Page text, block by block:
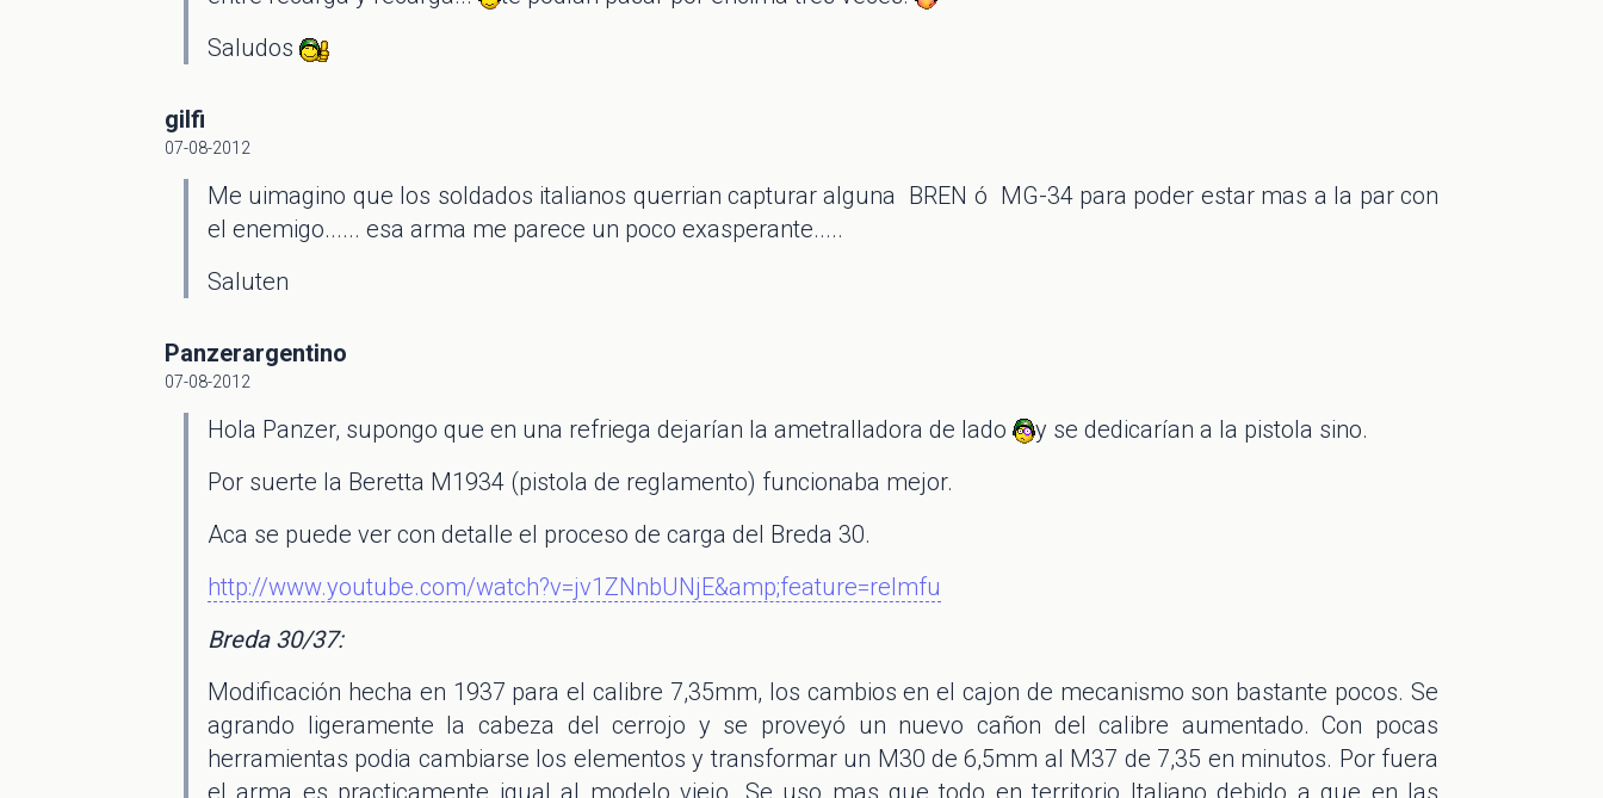
Saludos
gilfi
07-08-2012
Me uimagino que los soldados italianos querrian capturar alguna BREN ó MG-34 para poder estar mas a la par con
el enemigo...... esa arma me parece un poco exasperante.....
Saluten
Panzerargentino
07-08-2012
Hola Panzer, supongo que en una refriega dejarían la ametralladora de lado
y se dedicarían a la pistola sino.
Por suerte la Beretta M1934 (pistola de reglamento) funcionaba mejor.
Aca se puede ver con detalle el proceso de carga del Breda 30.
http://www.youtube.com/watch?v=jv1ZNnbUNjE&amp;feature=relmfu
Breda 30/37:
Modificación hecha en 1937 para el calibre 7,35mm, los cambios en el cajon de mecanismo son bastante pocos. Se
agrando ligeramente la cabeza del cerrojo y se proveyó un nuevo cañon del calibre aumentado. Con pocas
herramientas podia cambiarse los elementos y transformar un M30 de 6,5mm al M37 de 7,35 en minutos. Por fuera
el arma es practicamente igual al modelo viejo. Se uso mas que todo en territorio Italiano debido a que en las